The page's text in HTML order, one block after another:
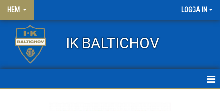
HEM LOGGA IN
IK BALTICHOV